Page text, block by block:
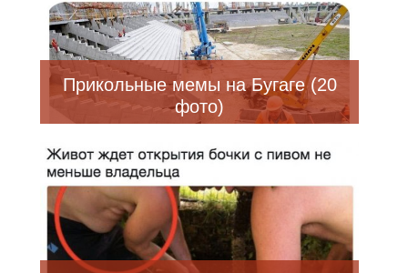
Прикольные мемы на Бугаге (20
фото)